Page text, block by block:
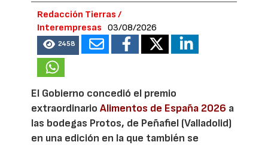
Redacción Tierras /
Interempresas
03/08/2026
2458
El Gobierno concedió el premio
extraordinarioAlimentos de España 2026 a
las bodegas Protos, de Peñafiel (Valladolid)
en una edición en la que también se